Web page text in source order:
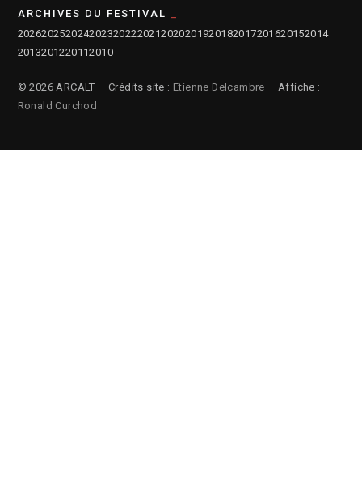
ARCHIVES DU FESTIVAL
2026202520242023202220212020201920182017201620152014
2013201220112010
© 2026 ARCALT – Crédits site : Etienne Delcambre – Affiche :
Ronald Curchod